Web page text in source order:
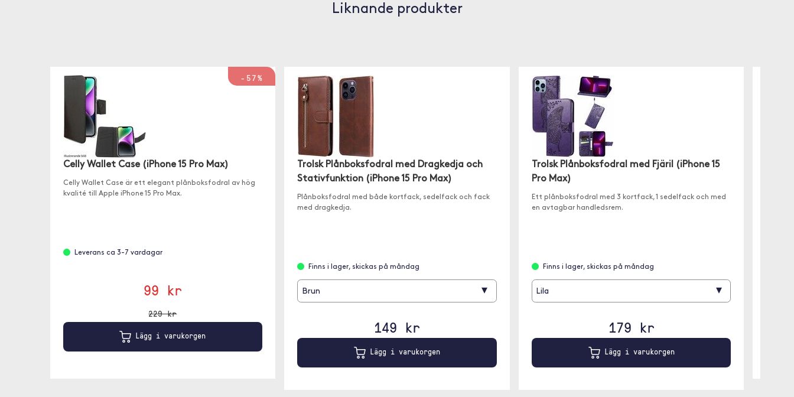
Liknande produkter
-57%
Celly Wallet Case (iPhone 15 Pro Max)
Celly Wallet Case är ett elegant plånboksfodral av hög
kvalité till Apple iPhone 15 Pro Max.
Leverans ca 3-7 vardagar
99 kr
229 kr
Lägg i varukorgen
Trolsk Plånboksfodral med Dragkedja och
Stativfunktion (iPhone 15 Pro Max)
Plånboksfodral med både kortfack, sedelfack och fack
med dragkedja.
Finns i lager, skickas på måndag
Brun ▾
149 kr
Lägg i varukorgen
Trolsk Plånboksfodral med Fjäril (iPhone 15
Pro Max)
Ett plånboksfodral med 3 kortfack, 1 sedelfack och med
en avtagbar handledsrem.
Finns i lager, skickas på måndag
Lila ▾
179 kr
Lägg i varukorgen